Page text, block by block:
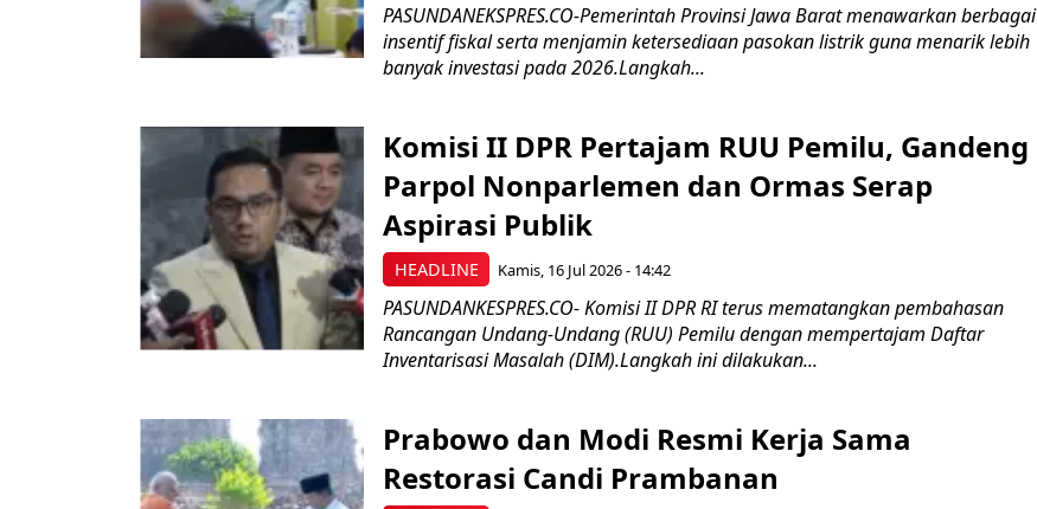
PASUNDANEKSPRES.CO-Pemerintah Provinsi Jawa Barat menawarkan berbagai
insentif fiskal serta menjamin ketersediaan pasokan listrik guna menarik lebih
banyak investasi pada 2026.Langkah...
HEADLINE
Komisi II DPR Pertajam RUU Pemilu, Gandeng
Parpol Nonparlemen dan Ormas Serap
Aspirasi Publik
Kamis, 16 Jul 2026 - 14:42
PASUNDANKESPRES.CO- Komisi II DPR RI terus mematangkan pembahasan
Rancangan Undang-Undang (RUU) Pemilu dengan mempertajam Daftar
Inventarisasi Masalah (DIM).Langkah ini dilakukan...
Prabowo dan Modi Resmi Kerja Sama
Restorasi Candi Prambanan